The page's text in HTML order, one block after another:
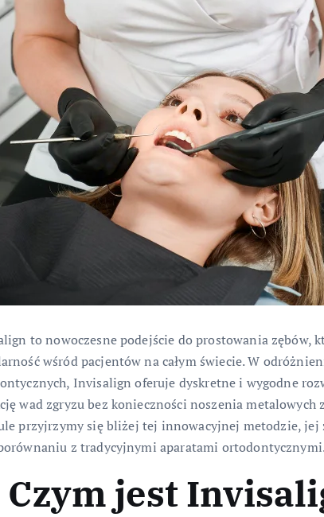
to nowoczesne podejście do prostowania zębów,
wśród pacjentów na całym świecie. W
Invisalign oferuje dyskretne i wygodne
wad zgryzu bez konieczności noszenia
przyjrzymy się bliżej tej innowacyjnej metodzie, jej
z tradycyjnymi aparatami
Czym jest